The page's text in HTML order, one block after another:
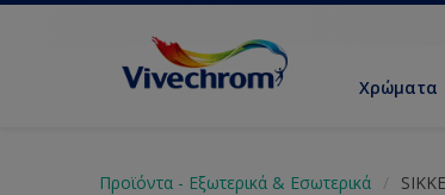
Χρώματα
Προϊόντα - Εξωτερικά & Εσωτερικά